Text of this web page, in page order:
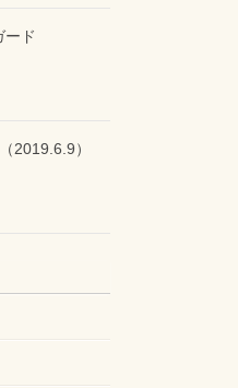
ード
2019.6.9）